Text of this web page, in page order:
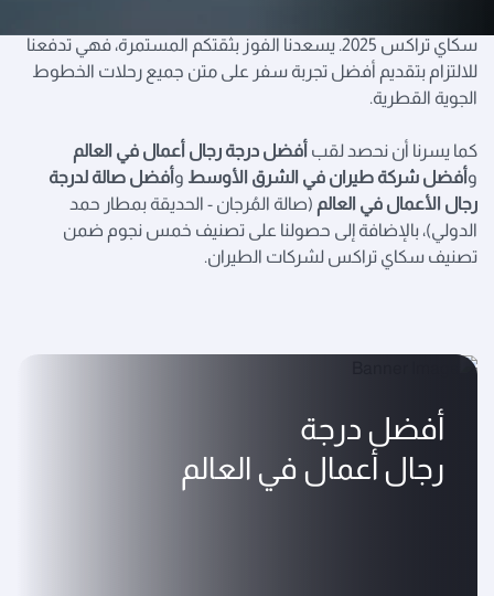
سكاي تراكس 2025. يسعدنا الفوز بثقتكم المستمرة، فهي تدفعنا
للالتزام بتقديم أفضل تجربة سفر على متن جميع رحلات الخطوط
الجوية القطرية.
كما يسرنا أن نحصد لقب أفضل درجة رجال أعمال في العالم
و أفضل شركة طيران في الشرق الأوسط و أفضل صالة لدرجة
رجال الأعمال في العالم (صالة المُرجان - الحديقة بمطار حمد
الدولي)، بالإضافة إلى حصولنا على تصنيف خمس نجوم ضمن
تصنيف سكاي تراكس لشركات الطيران.
أفضل درجة
رجال أعمال في العالم